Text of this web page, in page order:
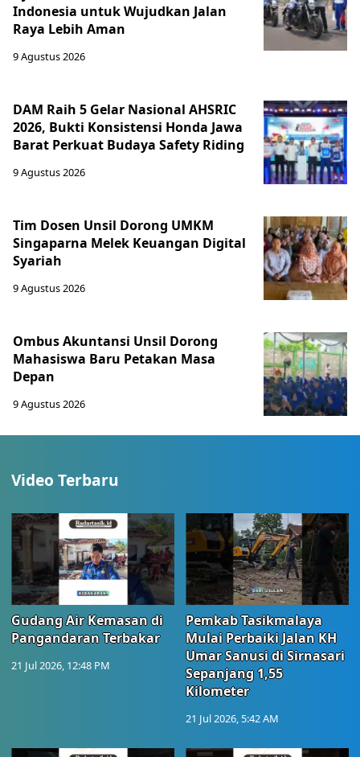
Indonesia untuk Wujudkan Jalan
Raya Lebih Aman
9 Agustus 2026
DAM Raih 5 Gelar Nasional AHSRIC
2026, Bukti Konsistensi Honda Jawa
Barat Perkuat Budaya Safety Riding
9 Agustus 2026
Tim Dosen Unsil Dorong UMKM
Singaparna Melek Keuangan Digital
Syariah
9 Agustus 2026
Ombus Akuntansi Unsil Dorong
Mahasiswa Baru Petakan Masa
Depan
9 Agustus 2026
Video Terbaru
Gudang Air Kemasan di
Pangandaran Terbakar
21 Jul 2026, 12:48 PM
Pemkab Tasikmalaya
Mulai Perbaiki Jalan KH
Umar Sanusi di Sirnasari
Sepanjang 1,55
Kilometer
21 Jul 2026, 5:42 AM